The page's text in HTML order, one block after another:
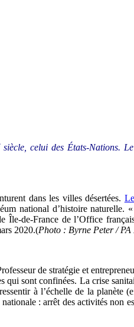
siècle, celui des États-Nations.
dans les villes désertées.
national d’histoire naturelle. «
de-France de l’Office
2020.(Photo : Byrne Peter /
de stratégie et
sont confinées. La crise
à l’échelle de la planète
: arrêt des activités non